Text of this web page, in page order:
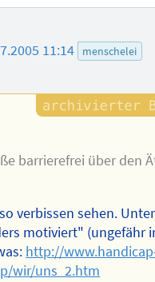
11:14 menschelei
barrierefrei über den
verbissen sehen.
motiviert" (ungefähr
http://
wir/uns_2.htm